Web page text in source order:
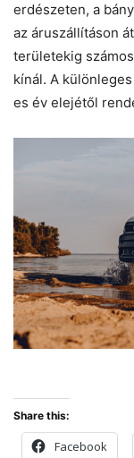
erdészeten, a
az áruszállításon
területekig
kínál. A
es év elejétől
Share this:
Facebook